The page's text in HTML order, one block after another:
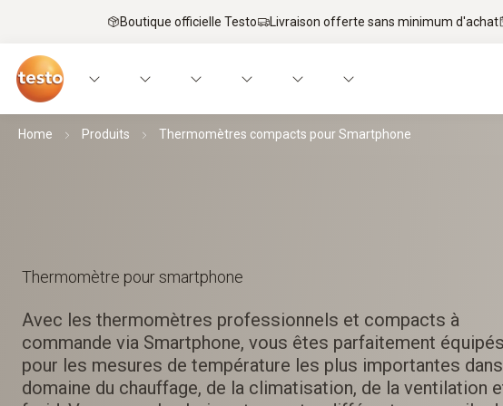
Boutique officielle Testo Livraison offerte sans minimum d'achat
Home Produits Thermomètres compacts pour Smartphone
Thermomètre pour smartphone
Avec les thermomètres professionnels et compacts à
commande via Smartphone, vous êtes parfaitement équipés
pour les mesures de température les plus importantes
domaine du chauffage, de la climatisation, de la ventilation